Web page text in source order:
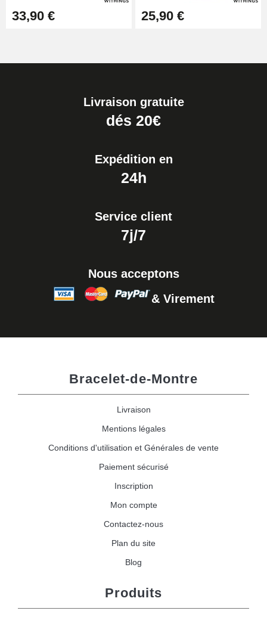
33,90 € 25,90 €
Livraison gratuite
dés 20€
Expédition en
24h
Service client
7j/7
Nous acceptons
& Virement
Bracelet-de-Montre
Livraison
Mentions légales
Conditions d'utilisation et Générales de vente
Paiement sécurisé
Inscription
Mon compte
Contactez-nous
Plan du site
Blog
Produits